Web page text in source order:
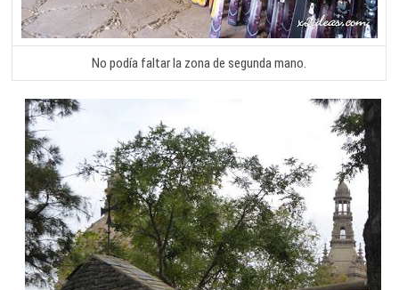
No podía faltar la zona de segunda mano.